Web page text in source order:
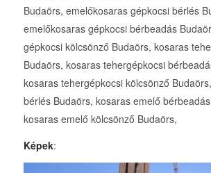
Budaörs, emelőkosaras gépkocsi bérlés
emelőkosaras gépkocsi bérbeadás
gépkocsi kölcsönző Budaörs, kosaras
Budaörs, kosaras tehergépkocsi
kosaras tehergépkocsi kölcsönző
bérlés Budaörs, kosaras emelő
kosaras emelő kölcsönző Budaörs,
Képek: